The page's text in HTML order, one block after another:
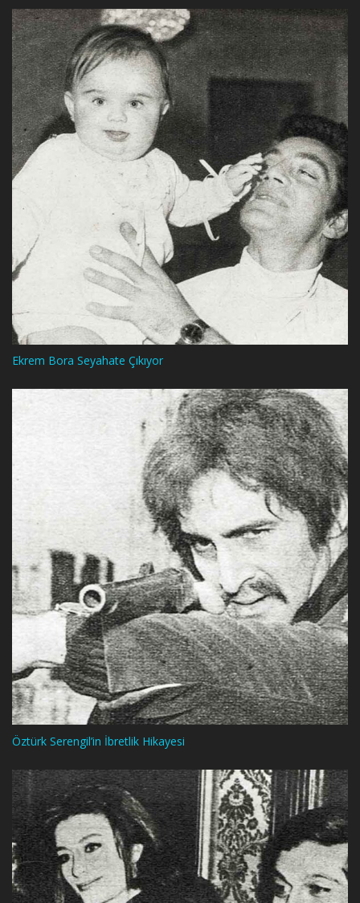
Ekrem Bora Seyahate Çıkıyor
Öztürk Serengil’in İbretlik Hikayesi